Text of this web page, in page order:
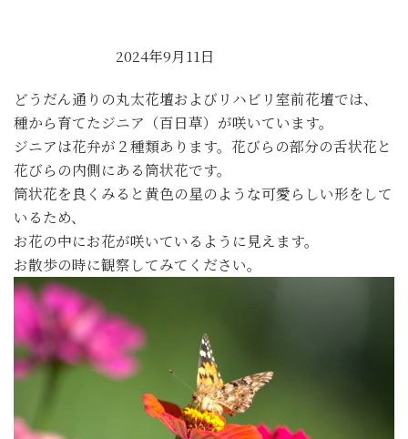
2024年9月11日
どうだん通りの丸太花壇およびリハビリ室前花壇では、
種から育てたジニア（百日草）が咲いています。
ジニアは花弁が２種類あります。花びらの部分の舌状花と
花びらの内側にある筒状花です。
筒状花を良くみると黄色の星のような可愛らしい形をして
いるため、
お花の中にお花が咲いているように見えます。
お散歩の時に観察してみてください。